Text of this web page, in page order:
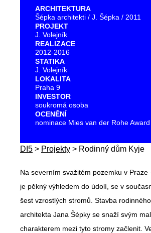
ARCHITEKTURA
Šépka architekti / J. Šépka / 2011
PROJEKT
J. Volejník
REALIZACE
2012-2016
STATIKA
J. Volejník
LOKALITA
Praha 9
INVESTOR
soukromá osoba
OCENĚNÍ
nominace Mies van der Rohe
DI5 > Projekty > Rodinný dům Kyje
Na severním svažitém pozemku v Praze
je pěkný výhledem do údolí, se v
šest vzrostlých stromů. Stavba
architekta Jana Šépky se snaží svým
charakterem mezi tyto stromy začlenit.